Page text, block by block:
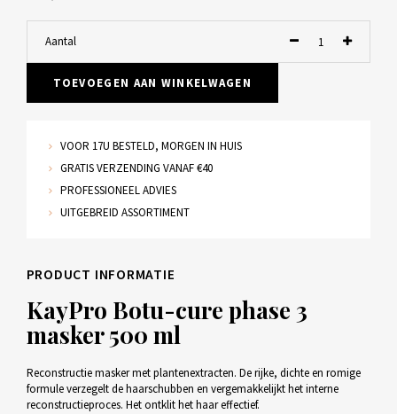
Aantal
TOEVOEGEN AAN WINKELWAGEN
VOOR 17U BESTELD, MORGEN IN HUIS
GRATIS VERZENDING VANAF €40
PROFESSIONEEL ADVIES
UITGEBREID ASSORTIMENT
PRODUCT INFORMATIE
KayPro Botu-cure phase 3
masker 500 ml
Reconstructie masker met plantenextracten. De rijke, dichte en romige
formule verzegelt de haarschubben en vergemakkelijkt het interne
reconstructieproces. Het ontklit het haar effectief.